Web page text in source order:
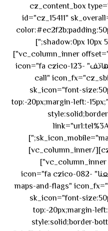
[vc_row][vc_column][cz_content_box
id="cz_15411"
shadow:0px 10px 50px rgba(236,47,43,0.3);"]
[vc_row_inner][vc_column_inner offset="vc_col-md-4"]
[cz_service_box title="رقم الهاتف" icon="fa czico-123-
call"
sk_icon="font-
top:-20px;margin-left:-
[/cz_service_box][/vc_column_inner]
[vc_column_inner offset="vc_col-md-4"]
[cz_service_box title="مواقعنا" icon="fa czico-082-
maps-and-flags"
sk_icon="font-
top:-20px;margin-
style:solid;border-